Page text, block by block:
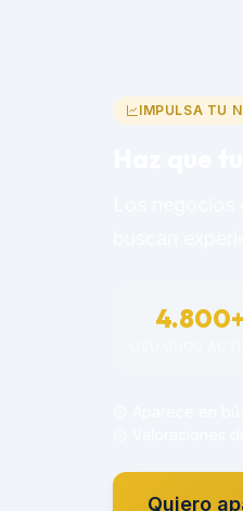
IMPULSA TU
Quiero